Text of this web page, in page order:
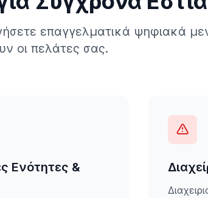
επαγγελματικά ψηφιακά
οι πελάτες σας.
Ενότητες &